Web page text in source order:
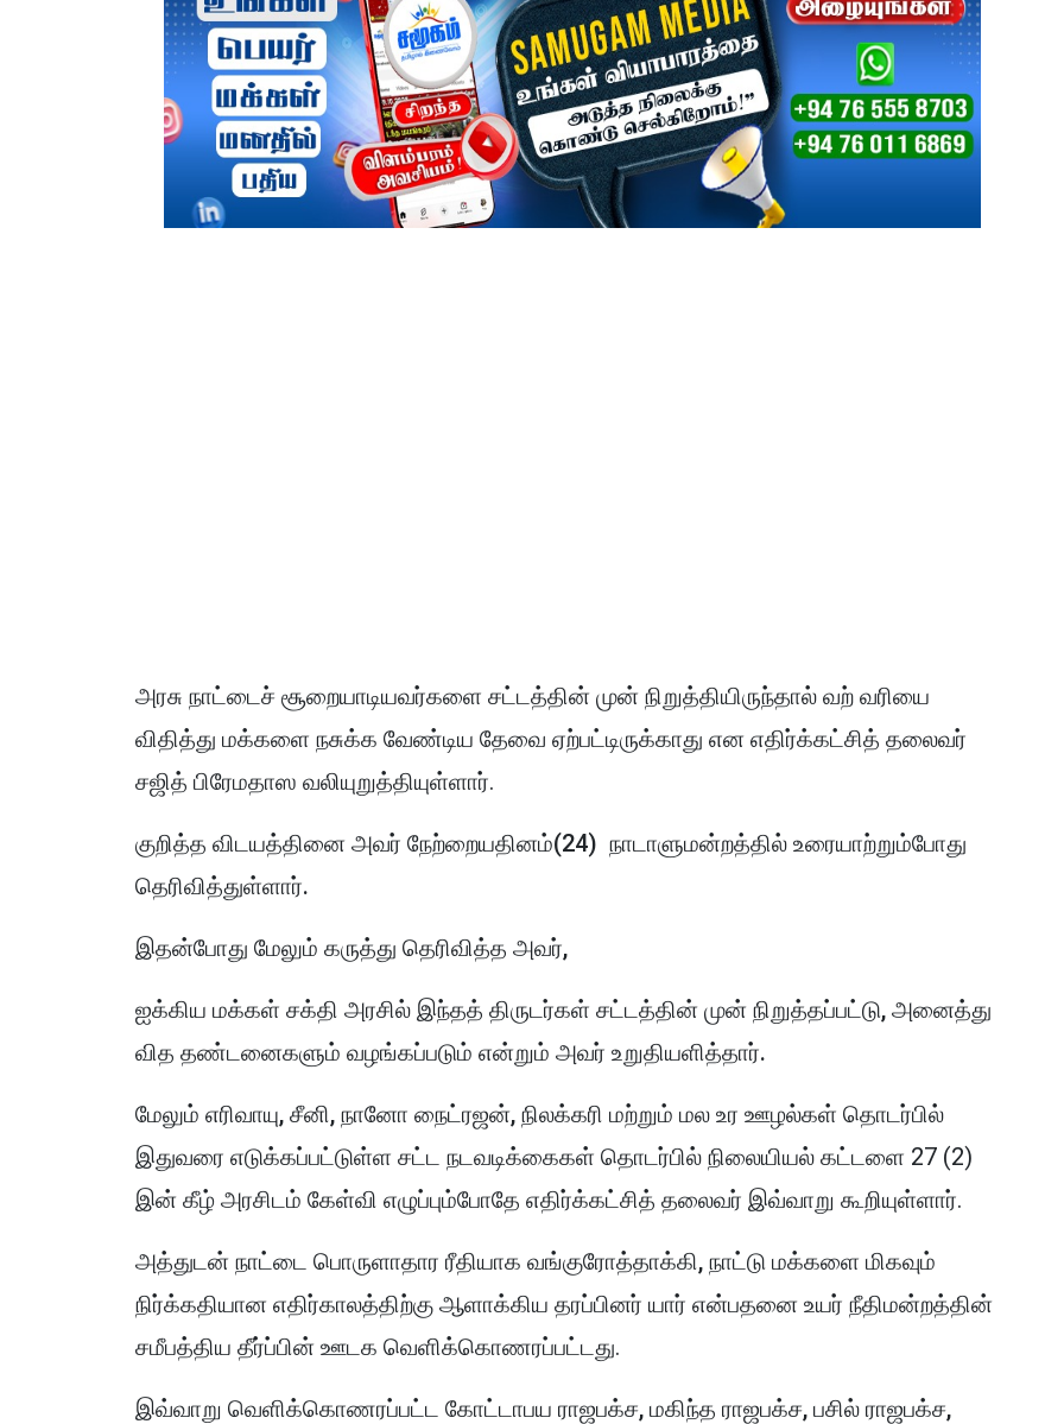
அரசு நாட்டைச் சூறையாடியவர்களை சட்டத்தின் முன் நிறுத்தியிருந்தால் வற் வரியை
விதித்து மக்களை நசுக்க வேண்டிய தேவை ஏற்பட்டிருக்காது என எதிர்க்கட்சித் தலைவர்
சஜித் பிரேமதாஸ வலியுறுத்தியுள்ளார்.
குறித்த விடயத்தினை அவர் நேற்றையதினம்(24) நாடாளுமன்றத்தில் உரையாற்றும்போது
தெரிவித்துள்ளார்.
இதன்போது மேலும் கருத்து தெரிவித்த அவர்,
ஐக்கிய மக்கள் சக்தி அரசில் இந்தத் திருடர்கள் சட்டத்தின் முன் நிறுத்தப்பட்டு, அனைத்து
வித தண்டனைகளும் வழங்கப்படும் என்றும் அவர் உறுதியளித்தார்.
மேலும் எரிவாயு, சீனி, நானோ நைட்ரஜன், நிலக்கரி மற்றும் மல உர ஊழல்கள் தொடர்பில்
இதுவரை எடுக்கப்பட்டுள்ள சட்ட நடவடிக்கைகள் தொடர்பில் நிலையியல் கட்டளை 27 (2)
இன் கீழ் அரசிடம் கேள்வி எழுப்பும்போதே எதிர்க்கட்சித் தலைவர் இவ்வாறு கூறியுள்ளார்.
அத்துடன் நாட்டை பொருளாதார ரீதியாக வங்குரோத்தாக்கி, நாட்டு மக்களை மிகவும்
நிர்க்கதியான எதிர்காலத்திற்கு ஆளாக்கிய தரப்பினர் யார் என்பதனை உயர் நீதிமன்றத்தின்
சமீபத்திய தீர்ப்பின் ஊடக வெளிக்கொணரப்பட்டது.
இவ்வாறு வெளிக்கொணரப்பட்ட கோட்டாபய ராஜபக்ச, மகிந்த ராஜபக்ச, பசில் ராஜபக்ச,